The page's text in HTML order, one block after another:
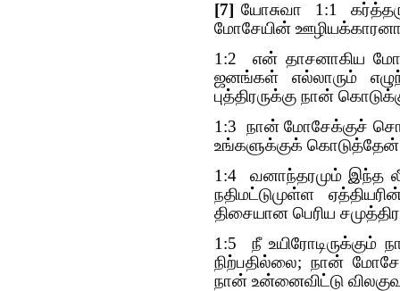
[7] யோசுவா 1:1
மோசேயின்
1:2 என் தாசனாகிய
ஜனங்கள் எல்லாரும்
புத்திரருக்கு நான்
1:3 நான் மோசேக்குச்
உங்களுக்குக்
1:4 வனாந்தரமும் இந்த
நதிமட்டுமுள்ள
திசையான பெரிய
1:5 நீ உயிரோடிருக்கும்
நிற்பதில்லை; நான்
நான் உன்னைவிட்டு